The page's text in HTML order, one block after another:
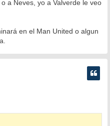
a Neves, yo a Valverde le veo
en el Man United o algun